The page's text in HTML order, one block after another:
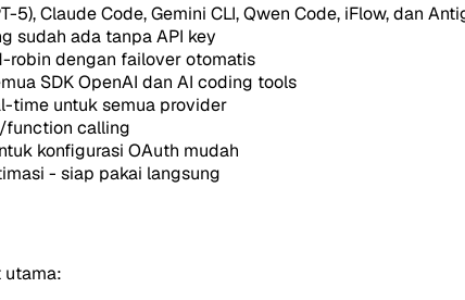
5), Claude Code, Gemini CLI, Qwen Code, iFlow, dan
sudah ada tanpa API key
robin dengan failover otomatis
SDK OpenAI dan AI coding tools
time untuk semua provider
function calling
konfigurasi OAuth mudah
- siap pakai langsung
utama: